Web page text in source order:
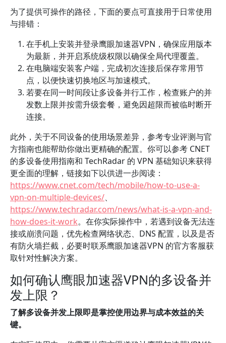
为了提供可操作的路径，下面的要点可直接用于日常使用
与排错：
在手机上安装并登录鹰眼加速器VPN，确保应用版本
为最新，并开启系统级权限以确保全局代理覆盖。
在电脑端安装客户端，完成初次连接后保存常用节
点，以便快速切换地区与加速模式。
若要在同一时间段让多设备并行工作，检查账户的并
发数上限并按需升级套餐，避免因超限而被临时断开
连接。
此外，关于不同设备的使用场景差异，参考专业评测与官
方指南也能帮助你做出更精确的配置。你可以参考 CNET
的多设备使用指南和 TechRadar 的 VPN 基础知识来获得
更全面的理解，链接如下以供进一步阅读：
https://www.cnet.com/tech/mobile/how-to-use-a-
vpn-on-multiple-devices/、
https://www.techradar.com/news/what-is-a-vpn-and-
how-does-it-work。在你实际操作中，若遇到设备无法连
接或崩溃问题，优先检查网络状态、DNS 配置，以及是否
有防火墙拦截，必要时联系鹰眼加速器VPN 的官方客服获
取针对性解决方案。
如何确认鹰眼加速器VPN的多设备并
发上限？
了解多设备并发上限即是掌控使用边界与成本效益的关
键。